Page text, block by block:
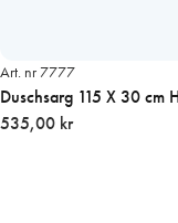
Art. nr 7777
Duschsarg 115 X 30 cm
535,00 kr